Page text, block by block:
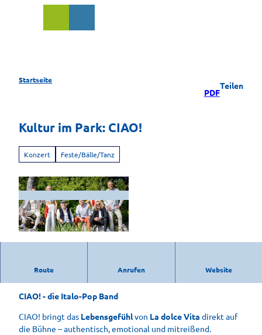
Startseite
PDF
Teilen
Kultur im Park: CIAO!
Konzert Feste/Bälle/Tanz
Route Anrufen Website
Kultur im Park live im Kurpark Bad Aibling - diesmal
CIAO! - die Italo-Pop Band
CIAO! bringt das Lebensgefühlvon La dolce Vita direkt auf
die Bühne – authentisch, emotional und mitreißend.